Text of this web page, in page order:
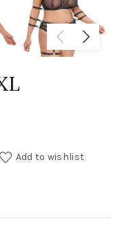
Add to wishlist